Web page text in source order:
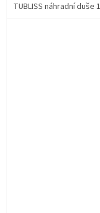
TUBLISS náhradní duše